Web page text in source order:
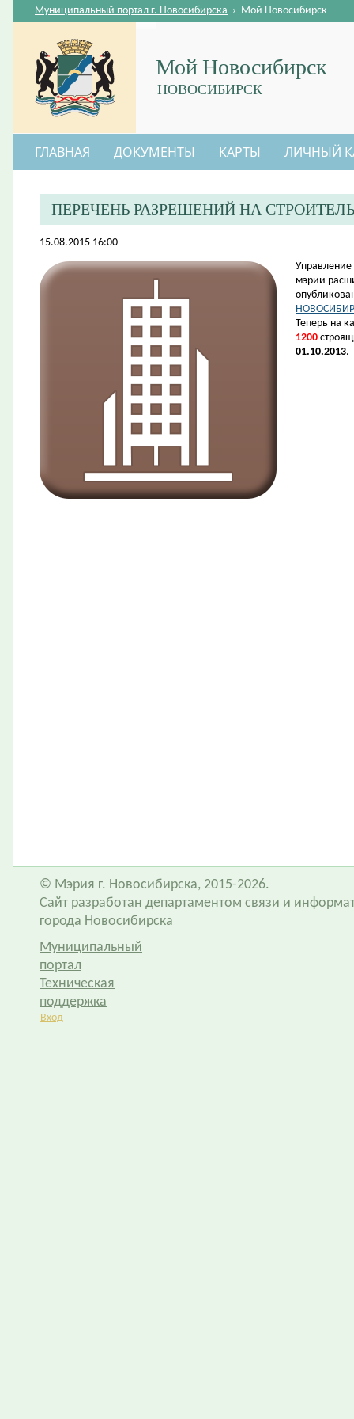
Мой Новосибирск
НОВОСИБИРСК
Муниципальный портал г. Новосибирска › Мой Новосибирск
ГЛАВНАЯ ДОКУМЕНТЫ КАРТЫ ЛИЧНЫЙ
ПЕРЕЧЕНЬ РАЗРЕШЕНИЙ НА
15.08.2015 16:00
​Управление
мэрии
Теперь на
1200
01.10.2013.
© Мэрия г. Новосибирска, 2015-2026.
Сайт разработан департаментом связи и
города Новосибирска
Муниципальный
портал
Техническая
поддержка
Вход